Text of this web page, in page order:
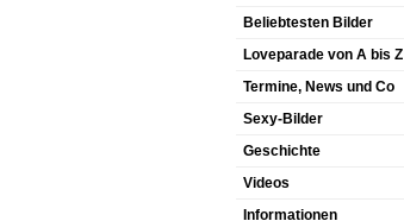
Beliebtesten Bilder
Loveparade von A bis Z
Termine, News und Co
Sexy-Bilder
Geschichte
Videos
Informationen